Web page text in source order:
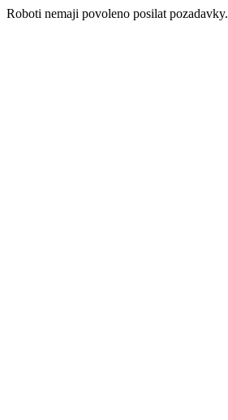
Roboti nemaji povoleno posilat pozadavky.